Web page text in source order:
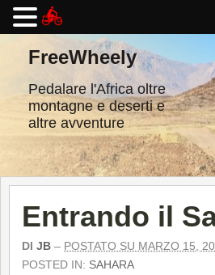
contenutoFreeWheely
Pedalare l'Africa oltre
montagne e deserti e
altre avventure
Entrando il
DI JB – POSTATO SU MARZO 15,
POSTED IN: SAHARA